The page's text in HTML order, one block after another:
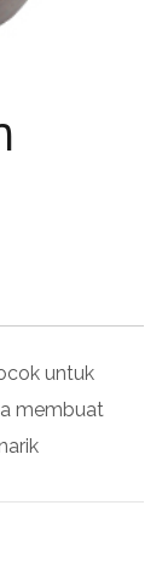
untuk
membuat